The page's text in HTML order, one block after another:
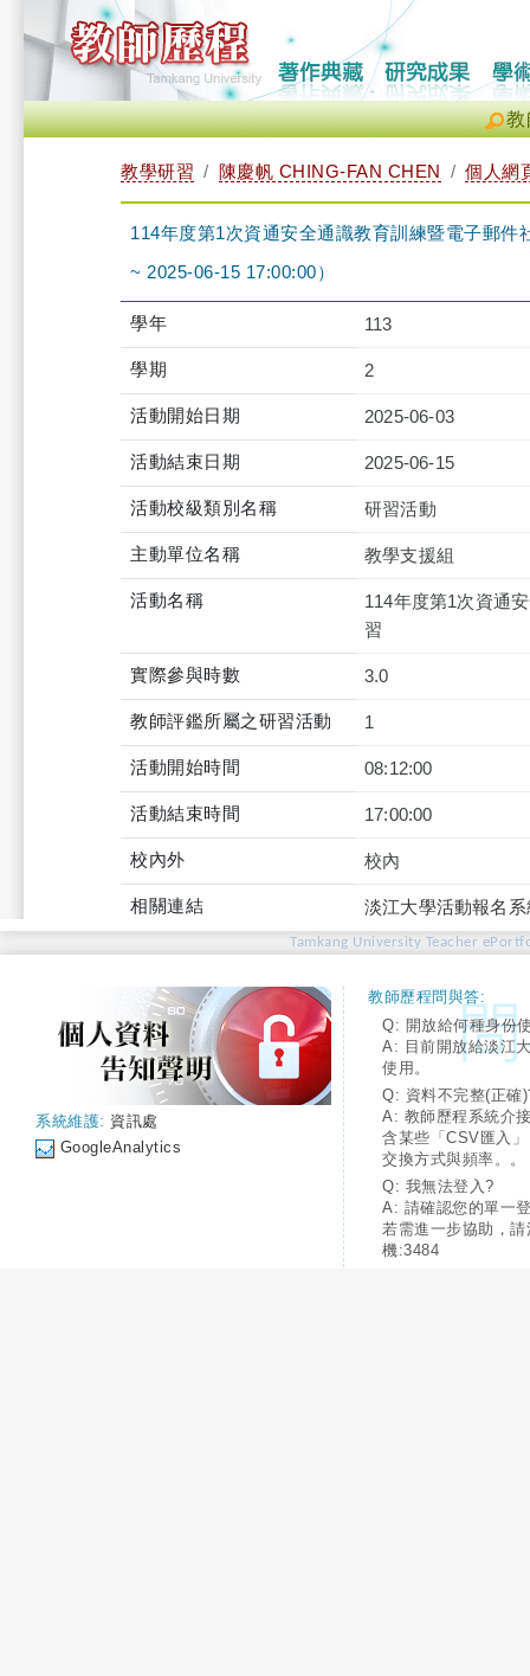
教
教學研習 陳慶帆 CHING-FAN CHEN 個人網
114年度第1次資通安全通識教育訓練暨電子郵
~ 2025-06-15 17:00:00）
學年 113
學期 2
活動開始日期 2025-06-03
活動結束日期 2025-06-15
活動校級類別名稱 研習活動
主動單位名稱 教學支援組
活動名稱
114年度第1次資通
習
實際參與時數 3.0
教師評鑑所屬之研習活動 1
活動開始時間 08:12:00
活動結束時間 17:00:00
校內外 校內
相關連結 淡江大學活動報名
Tamkang University Teacher
系統維護: 資訊處
GoogleAnalytics
教師歷程問與答:
Q: 開放給何種身份
A: 目前開放給淡江
使用。
Q: 資料不完整(正確
A: 教師歷程系統介
含某些「CSV匯入
交換方式與頻率。。
Q: 我無法登入?
A: 請確認您的單一
若需進一步協助，
機:3484